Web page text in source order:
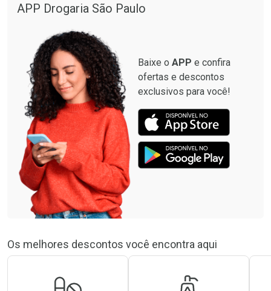
APP Drogaria São Paulo
Baixe o APP e confira
ofertas e descontos
exclusivos para você!
Os melhores descontos você encontra aqui